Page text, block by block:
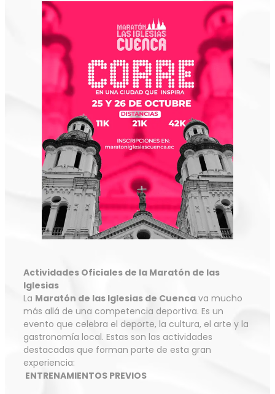
Actividades Oficiales de la Maratón de las
Iglesias
La Maratón de las Iglesias de Cuenca va mucho
más allá de una competencia deportiva. Es un
evento que celebra el deporte, la cultura, el arte y la
gastronomía local. Estas son las actividades
destacadas que forman parte de esta gran
experiencia:
ENTRENAMIENTOS PREVIOS